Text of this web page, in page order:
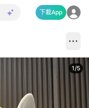
下載App
1/5